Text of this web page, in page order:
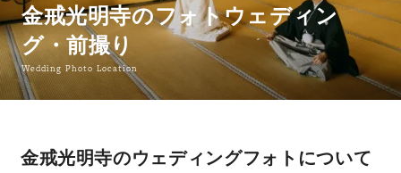
金戒光明寺のフォトウェディン
グ・前撮り
Wedding Photo Location
金戒光明寺のウェディングフォトについて